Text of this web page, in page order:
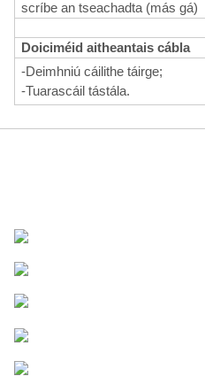
scríbe an tseachadta (más gá)
Doiciméid aitheantais cábla
-Deimhniú cáilithe táirge;
-Tuarascáil tástála.